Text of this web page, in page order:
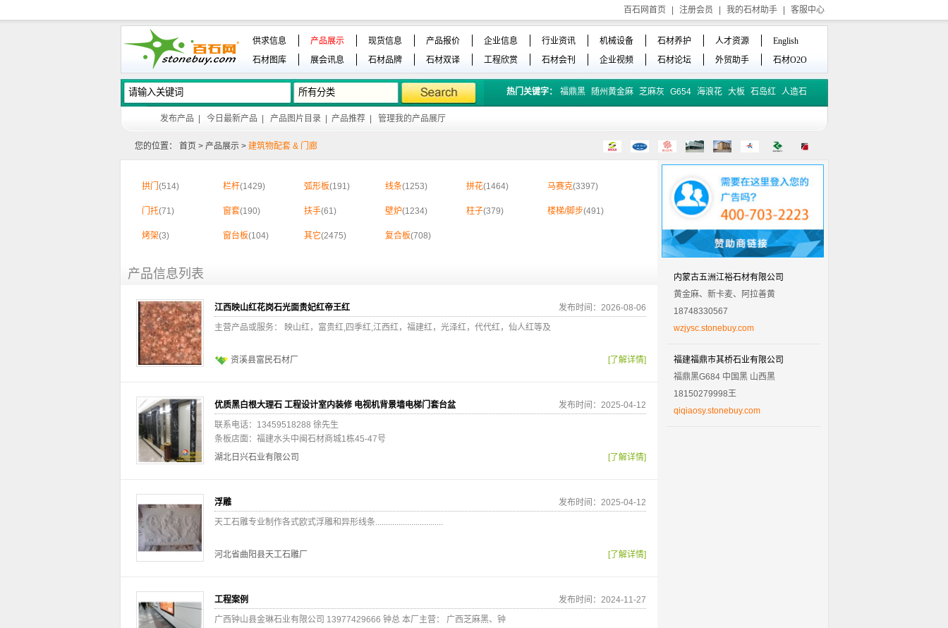
百石网首页 注册会员 我的石材助手 客服中心
供求信息 产品展示 现货信息 产品报价 企业信息 行业资讯 机械设备 石材养护 人才资源
English
石材图库
展会讯息 石材品牌 石材双译 工程欣赏 石材会刊 企业视频 石材论坛 外贸助手 石材O2O
热门关键字： 福鼎黑 随州黄金麻 芝麻灰 G654 海浪花 大板 石岛红 人造石
发布产品 今日最新产品 产品图片目录 产品推荐 管理我的产品展厅
您的位置： 首页 > 产品展示 > 建筑物配套 & 门廊
拱门 (514) 栏杆(1429) 弧形板(191) 线条(1253) 拼花(1464) 马赛克(3397)
门托(71) 窗套(190) 扶手(61) 壁炉(1234) 柱子(379) 楼梯/脚步(491)
烤架(3) 窗台板(104) 其它(2475) 复合板(708)
产品信息列表
江西映山红花岗石光面贵妃红帝王红
发布时间：2026-08-06
主营产品或服务： 映山红，富贵红,四季红,江西红，福建红，光泽红，代代红，仙人红等及
资溪县富民石材厂 [了解详情]
优质黑白根大理石 工程设计室内装修 电视机背景墙电梯门套台盆
发布时间：2025-04-12
联系电话：13459518288 徐先生
条板店面：福建水头中闽石材商城1栋45-47号
湖北日兴石业有限公司
[了解详情]
浮雕
发布时间：2025-04-12
天工石雕专业制作各式欧式浮雕和异形线条................................
河北省曲阳县天工石雕厂 [了解详情]
工程案例
发布时间：2024-11-27
广西钟山县金琳石业有限公司 13977429666 钟总 本厂主营： 广西芝麻黑、钟
内蒙古五洲江裕石材有限公司
黄金麻、新卡麦、阿拉善黄
18748330567
wzjysc.stonebuy.com
福建福鼎市其桥石业有限公司
福鼎黑G684 中国黑 山西黑
18150279998王
qiqiaosy.stonebuy.com